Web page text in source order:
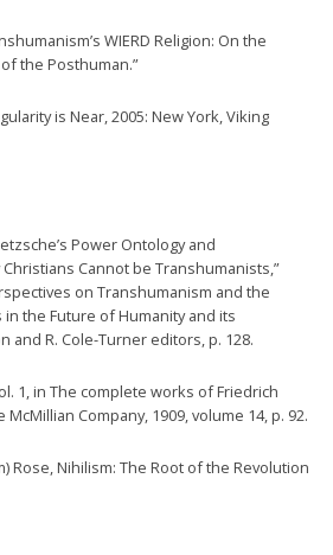
WIERD Religion: On the
the Posthuman.”
is Near, 2005: New York, Viking
Power Ontology and
Cannot be Transhumanists,”
on Transhumanism and the
in the Future of Humanity and its
and R. Cole-Turner editors, p. 128.
1, in The complete works of Friedrich
Company, 1909, volume 14, p. 92.
Rose, Nihilism: The Root of the Revolution